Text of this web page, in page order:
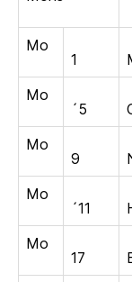
Mo
1
Mo
´5
Mo
9
Mo
´11
Mo
17